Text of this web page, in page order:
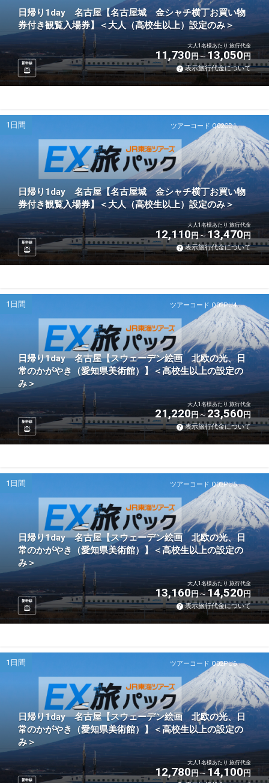
日帰り1day 名古屋【名古屋城 金シャチ横丁お買い物
券付き観覧入場券】＜大人（高校生以上）設定のみ＞
新幹線
大人1名様あたり 旅行代金
11,730円 13,050円
表示旅行代金について
ツアーコード Q02CD1
1日間
日帰り1day 名古屋【名古屋城 金シャチ横丁お買い物
券付き観覧入場券】＜大人（高校生以上）設定のみ＞
新幹線
大人1名様あたり 旅行代金
12,110円 13,470円
表示旅行代金について
ツアーコード Q02PU4
1日間
日帰り1day 名古屋【スウェーデン絵画 北欧の光、日
常のかがやき（愛知県美術館）】＜高校生以上の設定の
み＞
新幹線
大人1名様あたり 旅行代金
21,220円 23,560円
表示旅行代金について
ツアーコード Q02PU5
1日間
日帰り1day 名古屋【スウェーデン絵画 北欧の光、日
常のかがやき（愛知県美術館）】＜高校生以上の設定の
み＞
新幹線
大人1名様あたり 旅行代金
13,160円 14,520円
表示旅行代金について
ツアーコード Q02PU6
1日間
日帰り1day 名古屋【スウェーデン絵画 北欧の光、日
常のかがやき（愛知県美術館）】＜高校生以上の設定の
み＞
新幹線
大人1名様あたり 旅行代金
12,780円 14,100円